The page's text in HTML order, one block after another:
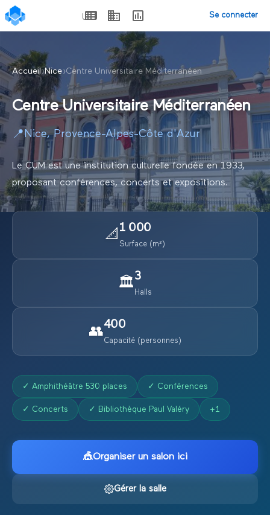
Se connecter
Accueil›Nice›Centre Universitaire Méditerranéen
Centre Universitaire Méditerranéen
📍Nice,Provence-Alpes-Côte d'Azur
Le CUM est une institution culturelle fondée en 1933,
proposant conférences, concerts et expositions.
📐 1 000
Surface (m²)
🏛️3
Halls
👥400
Capacité (personnes)
✓ Amphithéâtre 530 places ✓ Conférences
✓ Concerts ✓ Bibliothèque Paul Valéry +1
🎪Organiser un salon ici
Gérer la salle